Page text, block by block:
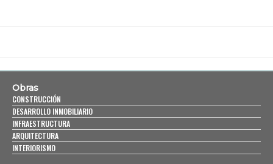
Obras
CONSTRUCCIÓN
DESARROLLO INMOBILIARIO
INFRAESTRUCTURA
ARQUITECTURA
INTERIORISMO